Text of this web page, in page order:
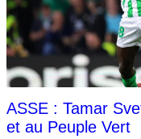
ASSE : Tamar
et au Peuple Vert